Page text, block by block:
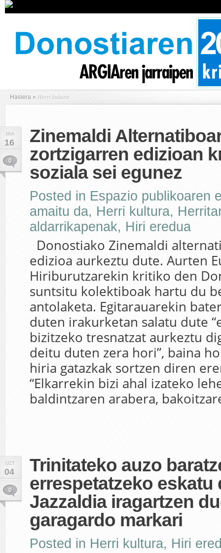
Hasiera » Herri kultura
IRA
16
0
Zinemaldi
zortzigarren edizioan
soziala sei egunez
Posted in Espazio publikoaren
amaitu da, Herri kultura,
aldarrikapenak, Hiri eredua
Donostiako Zinemaldi
edizioa aurkeztu dute. Aurten
Hiriburutzarekin kritiko den
suntsitu kolektiboak hartu du
antolaketa. Egitarauarekin
duten irakurketan salatu dute
bizitzeko tresnatzat aurkeztu
deitu duten zera hori”, baina
hiria gatazkak sortzen diren
“Elkarrekin bizi ahal izateko
baldintzaren arabera,
UZT
04
0
Trinitateko auzo
errespetatzeko eskatu
Jazzaldia iragartzen
garagardo markari
Posted in Herri kultura, Hiri